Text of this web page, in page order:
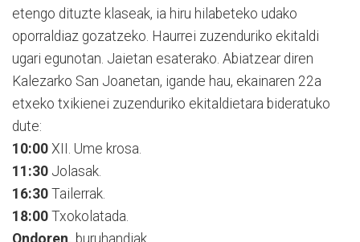
etengo dituzte klaseak, ia hiru hilabeteko udako
oporraldiaz gozatzeko. Haurrei zuzenduriko ekitaldi
ugari egunotan. Jaietan esaterako. Abiatzear diren
Kalezarko San Joanetan, igande hau, ekainaren 22a
etxeko txikienei zuzenduriko ekitaldietara bideratuko
dute:
10:00 XII. Ume krosa.
11:30 Jolasak.
16:30 Tailerrak.
18:00 Txokolatada.
Ondoren, buruhandiak.